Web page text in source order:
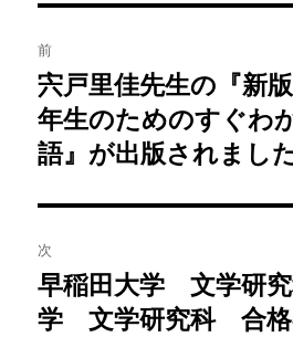
稿
ナ
ビ
ゲ
ー
シ
前
前
の
投
宍戸里佳先生の『新
年生のためのすぐわ
語』が出版されました
次
次
の
早稲田大学 文学研
学 文学研究科 合格